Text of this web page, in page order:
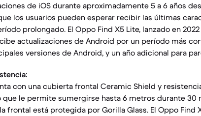
de iOS durante aproximadamente 5 a 6 años
los usuarios pueden esperar recibir las últimas
prolongado. El Oppo Find X5 Lite, lanzado en
actualizaciones de Android por un período más
versiones de Android, y un año adicional para
con una cubierta frontal Ceramic Shield y
que le permite sumergirse hasta 6 metros durante 30
frontal está protegida por Gorilla Glass. El Oppo Find